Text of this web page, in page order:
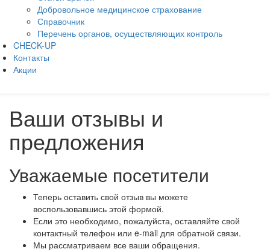
Добровольное медицинское страхование
Справочник
Перечень органов, осуществляющих контроль
CHECK-UP
Контакты
Акции
Ваши отзывы и
предложения
Уважаемые посетители
Теперь оставить свой отзыв вы можете
воспользовавшись этой формой.
Если это необходимо, пожалуйста, оставляйте свой
контактный телефон или e-mail для обратной связи.
Мы рассматриваем все ваши обращения.